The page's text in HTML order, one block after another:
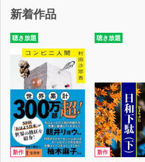
新着作品
聴き放題
新作
聴き放題
新作